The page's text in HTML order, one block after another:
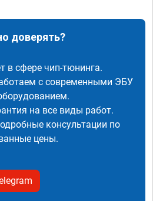
доверять?
в сфере чип-тюнинга.
с современными ЭБУ
на все виды работ.
консультации по
цены.